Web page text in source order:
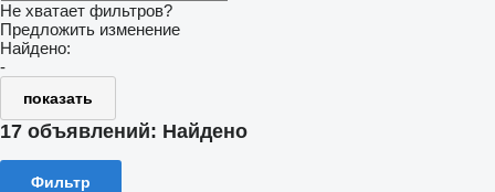
Не хватает фильтров?
Предложить изменение
Найдено:
-
показать
17 объявлений: Найдено
Фильтр